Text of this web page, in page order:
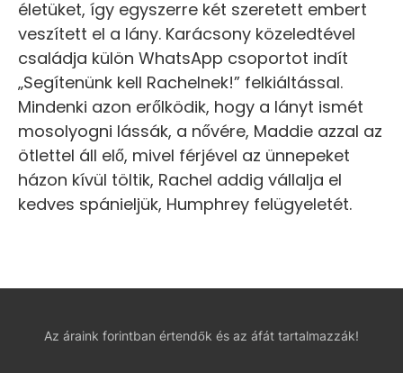
életüket, így egyszerre két szeretett embert
veszített el a lány. Karácsony közeledtével
családja külön WhatsApp csoportot indít
„Segítenünk kell Rachelnek!” felkiáltással.
Mindenki azon erőlködik, hogy a lányt ismét
mosolyogni lássák, a nővére, Maddie azzal az
ötlettel áll elő, mivel férjével az ünnepeket
házon kívül töltik, Rachel addig vállalja el
kedves spánieljük, Humphrey felügyeletét.
Az áraink forintban értendők és az áfát tartalmazzák!